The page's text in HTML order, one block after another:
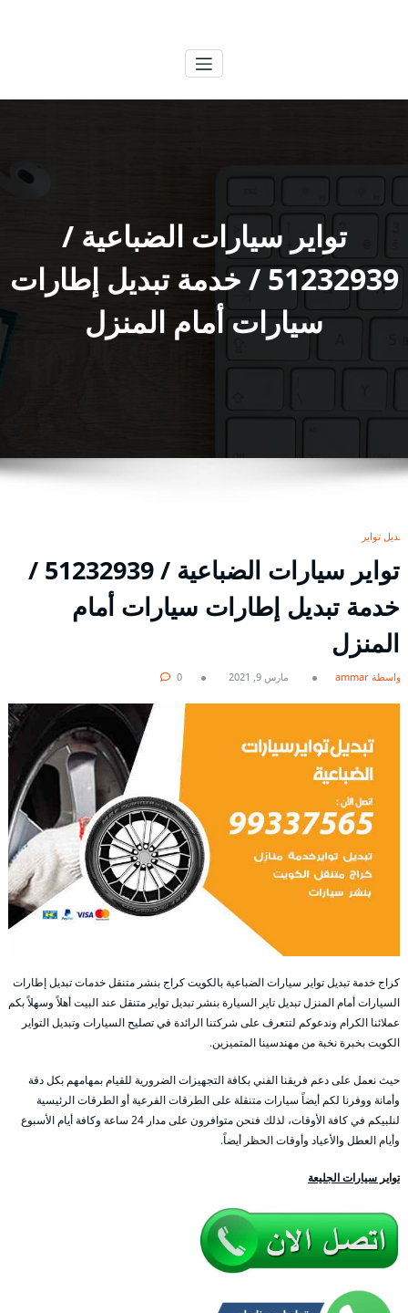
تواير سيارات الضباعية /
51232939‬ / خدمة تبديل إطارات
سيارات أمام المنزل
تبديل تواير
تواير سيارات الضباعية / 51232939‬ /
خدمة تبديل إطارات سيارات أمام
المنزل
بواسطة ammar مارس 9, 2021 0
كراج خدمة تبديل تواير سيارات الضباعية بالكويت كراج بنشر متنقل خدمات تبديل إطارات
السيارات أمام المنزل تبديل تاير السيارة بنشر تبديل تواير متنقل عند البيت أهلاً وسهلاً بكم
عملائنا الكرام وندعوكم لتتعرف على شركتنا الرائدة في تصليح السيارات وتبديل التواير
الكويت بخبرة نخبة من مهندسينا المتميزين.
حيث نعمل على دعم فريقنا الفني بكافة التجهيزات الضرورية للقيام بمهامهم بكل دقة
وأمانة ووفرنا لكم أيضاً سيارات متنقلة على الطرقات الفرعية أو الطرقات الرئيسية
لنلبيكم في كافة الأوقات، لذلك فنحن متوافرون على مدار 24 ساعة وكافة أيام الأسبوع
وأيام العطل والأعياد وأوقات الحظر أيضاً.
تواير سيارات الجليعة